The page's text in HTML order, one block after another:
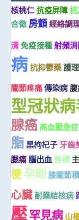
核桃仁 抗疫屏障
合徵 房顫經絡調
清 免疫接種 射頻
病 抗抑鬱藥 護
關節疼痛 傳染病
型冠狀
腺癌 高血壓急症
脂 黑枸杞子 牙齒
腿痛 腦出血 進補
梗孕期 膝關節
心臟 耐藥結核病
壓罕見病 山